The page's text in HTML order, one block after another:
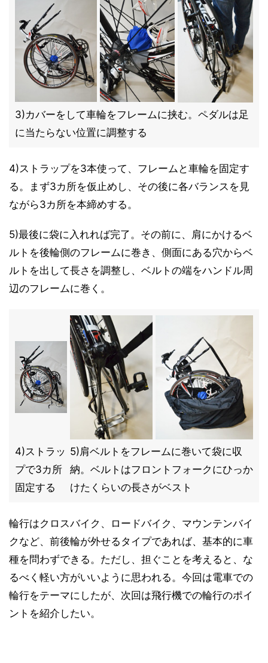
3)カバーをして車輪をフレームに挟む。ペダルは足
に当たらない位置に調整する
4)ストラップを3本使って、フレームと車輪を固定す
る。まず3カ所を仮止めし、その後に各バランスを見
ながら3カ所を本締めする。
5)最後に袋に入れれば完了。その前に、肩にかけるベ
ルトを後輪側のフレームに巻き、側面にある穴からベ
ルトを出して長さを調整し、ベルトの端をハンドル周
辺のフレームに巻く。
4)ストラッ
プで3カ所
固定する
5)肩ベルトをフレームに巻いて袋に収
納。ベルトはフロントフォークにひっか
けたくらいの長さがベスト
輪行はクロスバイク、ロードバイク、マウンテンバイ
クなど、前後輪が外せるタイプであれば、基本的に車
種を問わずできる。ただし、担ぐことを考えると、な
るべく軽い方がいいように思われる。今回は電車での
輪行をテーマにしたが、次回は飛行機での輪行のポイ
ントを紹介したい。